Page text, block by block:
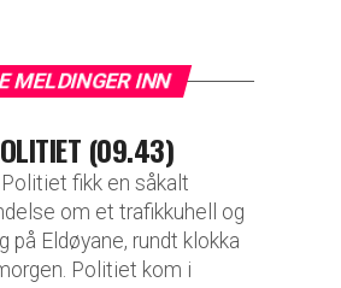
MELDINGER INN
(09.43)
fikk en såkalt
om et trafikkuhell og
på Eldøyane, rundt klokka
Politiet kom i